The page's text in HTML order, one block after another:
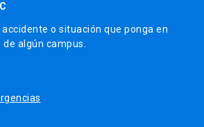
o situación que ponga en
algún campus.